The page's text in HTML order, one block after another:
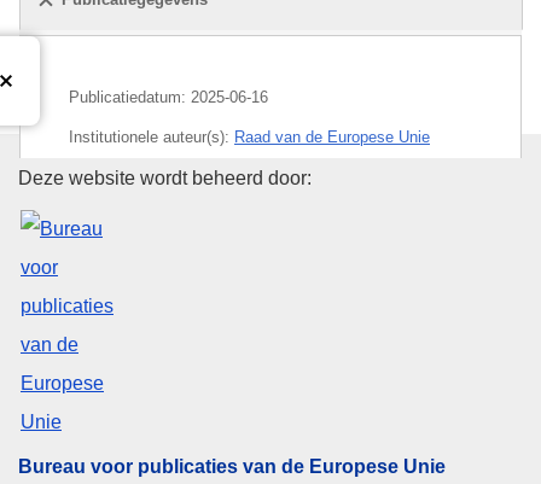
Publicatiedatum: 2025-06-16
Institutionele auteur(s): Raad van de Europese Unie
IMMC : ST 10322 2025 ADD 1
Bureau voor publicaties van de
Deze website wordt beheerd door:
Bureau voor publicaties van de Europese Unie